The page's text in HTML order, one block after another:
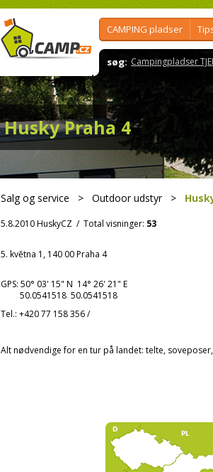
CAMPING pladser
søg: Campingpladser
Husky Praha 4
Salg og service > Outdoor udstyr>
5.8.2010 HuskyCZ / Total visninger: 53
5. května 1, 140 00 Praha 4
GPS: 50° 03' 15" N 14° 26' 21" E
50.0541518 50.0541518
Tel.: +420 77 158 356/
Alt nødvendige for en tur på landet: telte,